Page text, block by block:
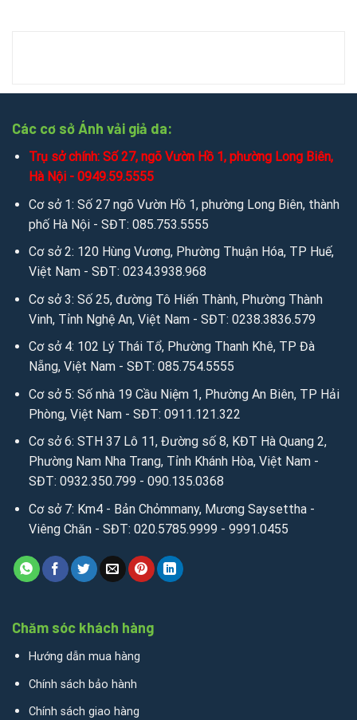
Youtube:youtube.com/@anhvaigiada
Website:https://anhvaigiada.vn/https://anhvaigiada.com.
/anhvaigiada.com/anhvaigiada.net
hsimili.vn / anhsimili.com.vn /sofaanh.vn
3. Kết nối miễn phí để tìm hiểu sâu hơn qua Email:
Email:
sales.anhvaigiada@gmail.com/
ngochanjsc2016@g
mail.com
Các cơ sở Ánh vải giả da:
Trụ sở chính: Số 27, ngõ Vườn Hồ 1, phường Long Biên,
Hà Nội - 0949.59.5555
Cơ sở 1: Số 27 ngõ Vườn Hồ 1, phường Long Biên, thành
phố Hà Nội - SĐT: 085.753.5555
Cơ sở 2: 120 Hùng Vương, Phường Thuận Hóa, TP Huế,
Việt Nam - SĐT: 0234.3938.968
Cơ sở 3: Số 25, đường Tô Hiến Thành, Phường Thành
Vinh, Tỉnh Nghệ An, Việt Nam - SĐT: 0238.3836.579
Cơ sở 4: 102 Lý Thái Tổ, Phường Thanh Khê, TP Đà
Nẵng, Việt Nam - SĐT: 085.754.5555
Cơ sở 5: Số nhà 19 Cầu Niệm 1, Phường An Biên, TP Hải
Phòng, Việt Nam - SĐT: 0911.121.322
Cơ sở 6: STH 37 Lô 11, Đường số 8, KĐT Hà Quang 2,
Phường Nam Nha Trang, Tỉnh Khánh Hòa, Việt Nam -
SĐT: 0932.350.799 - 090.135.0368
Cơ sở 7: Km4 - Bản Chỏmmany, Mương Saysettha -
Viêng Chăn - SĐT: 020.5785.9999 - 9991.0455
Chăm sóc khách hàng
Hướng dẫn mua hàng
Chính sách bảo hành
Chính sách giao hàng